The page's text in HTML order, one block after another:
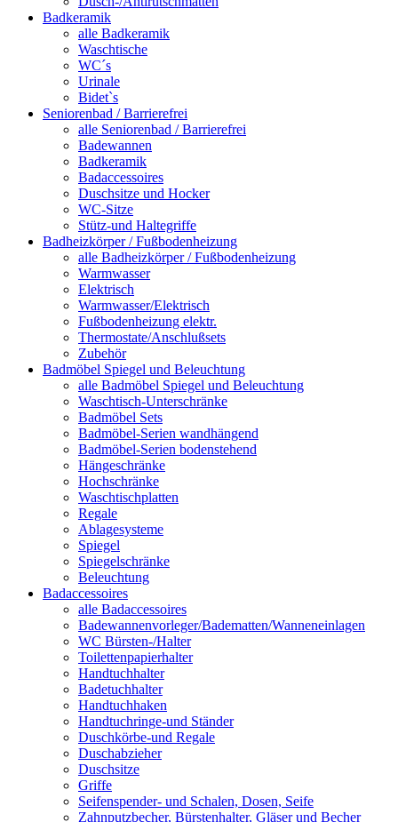
Badkeramik
alle Badkeramik
Waschtische
WC´s
Urinale
Bidet`s
Seniorenbad / Barrierefrei
alle Seniorenbad / Barrierefrei
Badewannen
Badkeramik
Badaccessoires
Duschsitze und Hocker
WC-Sitze
Stütz-und Haltegriffe
Badheizkörper / Fußbodenheizung
alle Badheizkörper / Fußbodenheizung
Warmwasser
Elektrisch
Warmwasser/Elektrisch
Fußbodenheizung elektr.
Thermostate/Anschlußsets
Zubehör
Badmöbel Spiegel und Beleuchtung
alle Badmöbel Spiegel und Beleuchtung
Waschtisch-Unterschränke
Badmöbel Sets
Badmöbel-Serien wandhängend
Badmöbel-Serien bodenstehend
Hängeschränke
Hochschränke
Waschtischplatten
Regale
Ablagesysteme
Spiegel
Spiegelschränke
Beleuchtung
Badaccessoires
alle Badaccessoires
Badewannenvorleger/Badematten/Wanneneinlagen
WC Bürsten-/Halter
Toilettenpapierhalter
Handtuchhalter
Badetuchhalter
Handtuchhaken
Handtuchringe-und Ständer
Duschkörbe-und Regale
Duschabzieher
Duschsitze
Griffe
Seifenspender- und Schalen, Dosen, Seife
Zahnputzbecher, Bürstenhalter, Gläser und Becher